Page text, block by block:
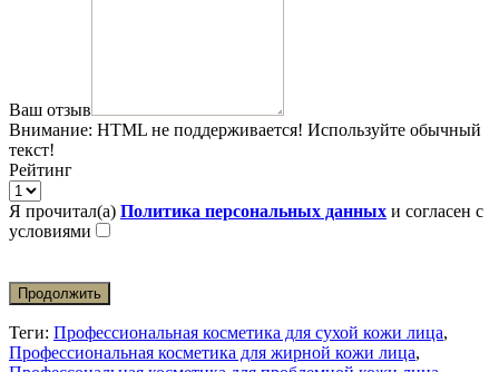
Ваш отзыв
Внимание: HTML не поддерживается! Используйте обычный
текст!
Рейтинг
Я прочитал(а) Политика персональных данных и согласен с
условиями
Продолжить
Теги: Профессиональная косметика для сухой кожи лица,
Профессиональная косметика для жирной кожи лица,